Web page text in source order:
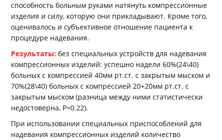
способность больным руками натянуть компрессионные
изделия и силу, которую они прикладывают. Кроме того,
оценивалось и субъективное отношение пациента к
процедуре надевания.
Результаты: без специальных устройств для надевания
компрессионных изделий: успешно надели 60%(24\40)
больных с компрессией 40мм рт.ст. с закрытым мыском и
70%(28\40) больных с компрессией 20+20мм рт.ст. с
закрытым мыском (разница между ними статистически
недостоверна, Р=0.22).
При использовании специальных приспособлений для
надевания компрессионных изделий количество